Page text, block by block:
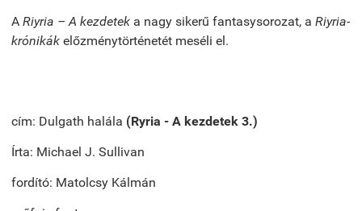
A Riyria – A kezdetek a nagy sikerű fantasysorozat, a Riyria-
krónikák előzménytörténetét meséli el.
cím: Dulgath halála (Ryria - A kezdetek 3.)
Írta: Michael J. Sullivan
fordító: Matolcsy Kálmán